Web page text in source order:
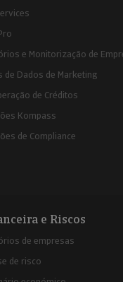
e Monitorização de
de Dados de Marketing
de Créditos
Kompass
de Compliance
e Riscos
de empresas
de risco